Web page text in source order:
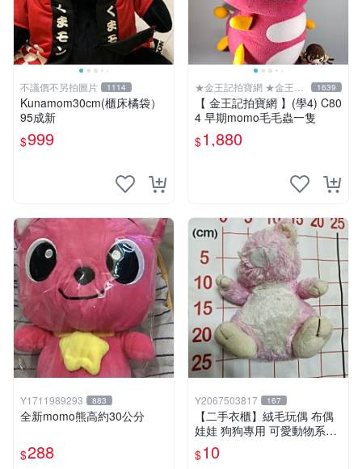
不議價不另拍圖片 1114
Kunamom30cm(櫃床橘袋）
95成新
$999
★金王記拍寶網 ★金王記
拍寶趣
1639
【 金王記拍寶網 】(學4) C80
4 早期momo毛毛蟲一隻
$1,880
Y1711989293 883
全新momo熊高約30公分
$288
Y2067503817 167
【二手衣櫃】絨毛玩偶 布偶
娃娃 狗狗專用 可愛動物系列
耐咬耐磨玩具 玩偶 粉紅熊寵
物玩具 1120929
$10